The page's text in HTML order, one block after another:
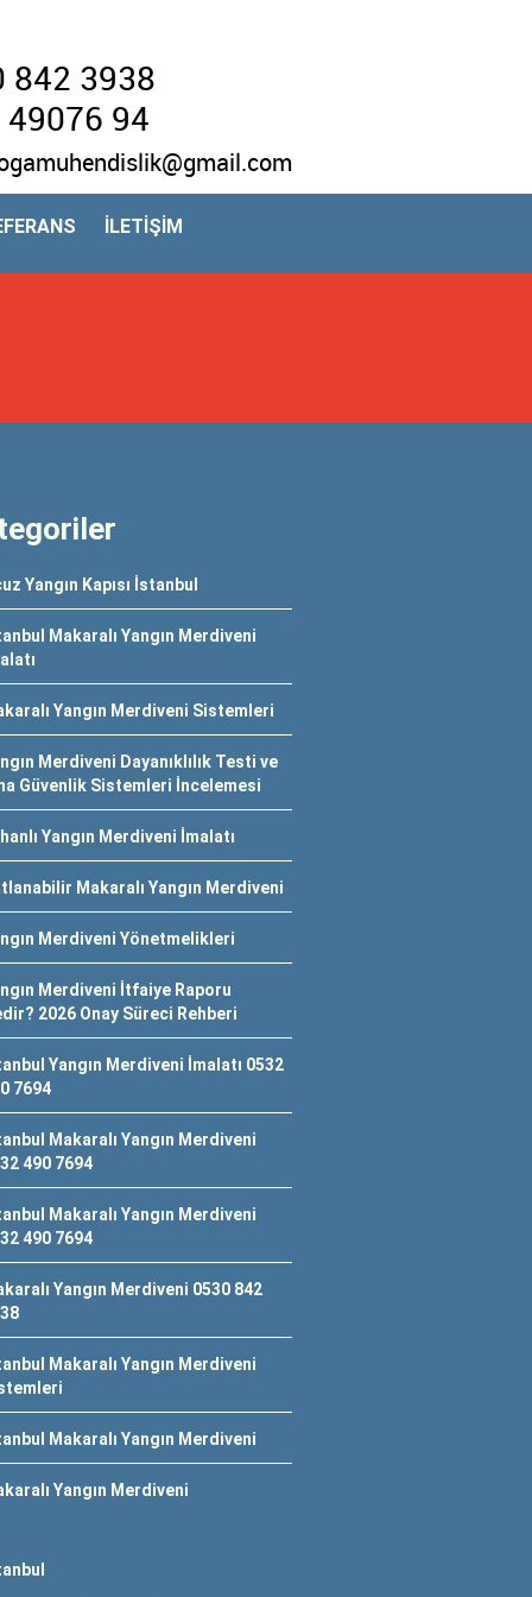
842 3938
49076 94
İLETİŞİM
Yangın Kapısı İstanbul
Makaralı Yangın Merdiveni
Yangın Merdiveni Sistemleri
Merdiveni Dayanıklılık Testi ve
Güvenlik Sistemleri İncelemesi
Yangın Merdiveni İmalatı
Makaralı Yangın Merdiveni
Merdiveni Yönetmelikleri
Merdiveni İtfaiye Raporu
2026 Onay Süreci Rehberi
Yangın Merdiveni İmalatı 0532
7694
Makaralı Yangın Merdiveni
490 7694
Makaralı Yangın Merdiveni
490 7694
Yangın Merdiveni 0530 842
Makaralı Yangın Merdiveni
Makaralı Yangın Merdiveni
Yangın Merdiveni